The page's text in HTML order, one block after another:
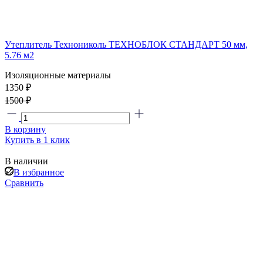
Утеплитель Технониколь ТЕХНОБЛОК СТАНДАРТ 50 мм,
5.76 м2
Изоляционные материалы
1350 ₽
1500 ₽
В корзину
Купить в 1 клик
В наличии
В избранное
Сравнить